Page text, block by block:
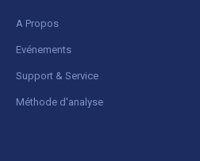
A Propos
Evénements
Support & Service
Méthode d'analyse